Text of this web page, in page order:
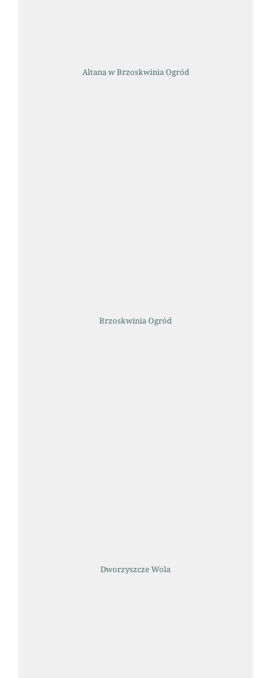
Altana w Brzoskwinia Ogród
Brzoskwinia Ogród
Dworzyszcze Wola